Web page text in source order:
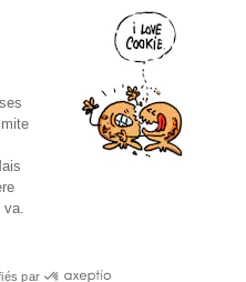
faire partie des
Microsoft a confirmé
Canard PC
Kiosque numérique
Boutique
par